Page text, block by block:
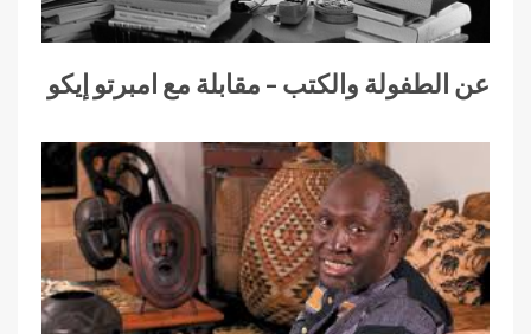
عن الطفولة والكتب – مقابلة مع امبرتو إيكو